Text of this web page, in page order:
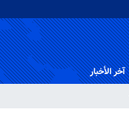
آخر الأخبار